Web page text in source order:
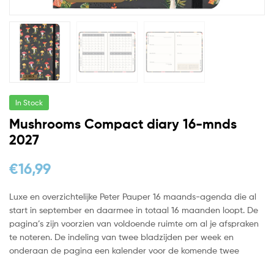
In Stock
Mushrooms Compact diary 16-mnds
2027
€16,99
Luxe en overzichtelijke Peter Pauper 16 maands-agenda die al
start in september en daarmee in totaal 16 maanden loopt. De
pagina’s zijn voorzien van voldoende ruimte om al je afspraken
te noteren. De indeling van twee bladzijden per week en
onderaan de pagina een kalender voor de komende twee